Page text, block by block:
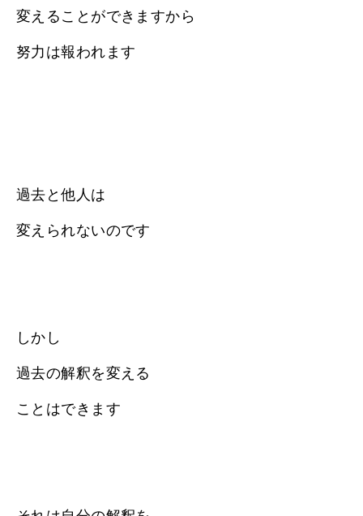
変えることができますから
努力は報われます
過去と他人は
変えられないのです
しかし
過去の解釈を変える
ことはできます